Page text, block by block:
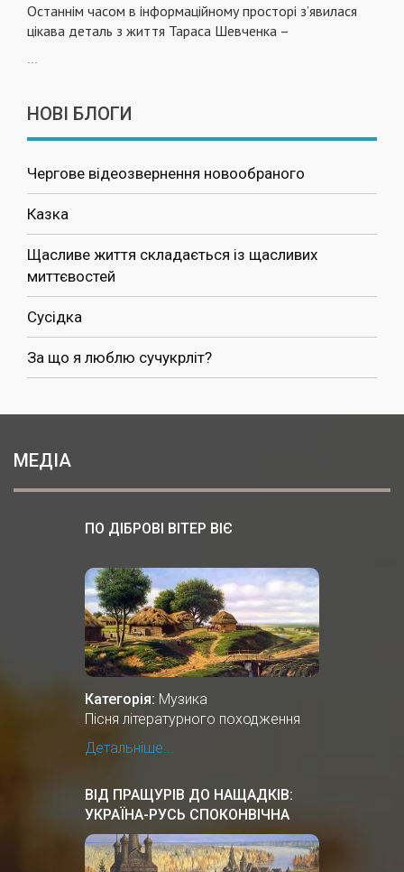
Останнім часом в інформаційному просторі з’явилася
цікава деталь з життя Тараса Шевченка –
НОВІ БЛОГИ
Чергове відеозвернення новообраного
Казка
Щасливе життя складається із щасливих
миттєвостей
Сусідка
За що я люблю сучукрліт?
МЕДІА
ПО ДІБРОВІ ВІТЕР ВІЄ
Категорія: Музика
Пісня літературного походження
Детальніше...
ВІД ПРАЩУРІВ ДО НАЩАДКІВ:
УКРАЇНА-РУСЬ СПОКОНВІЧНА
ЗЕМЛЯ